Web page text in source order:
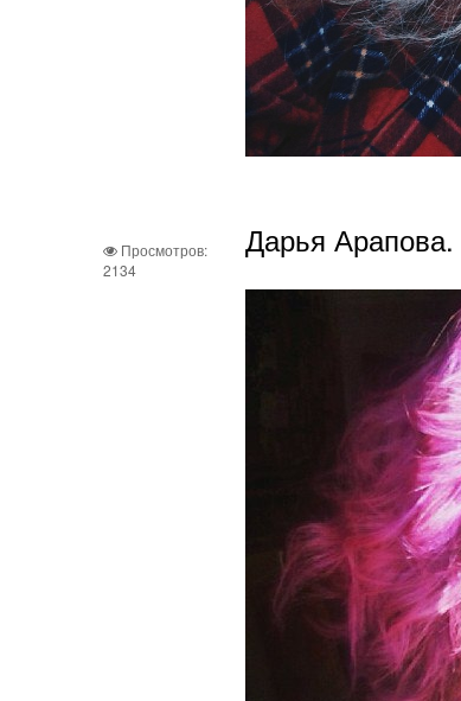
Просмотров:
2134
Дарья